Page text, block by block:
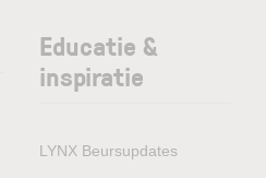
Educatie &
inspiratie
LYNX Beursupdates